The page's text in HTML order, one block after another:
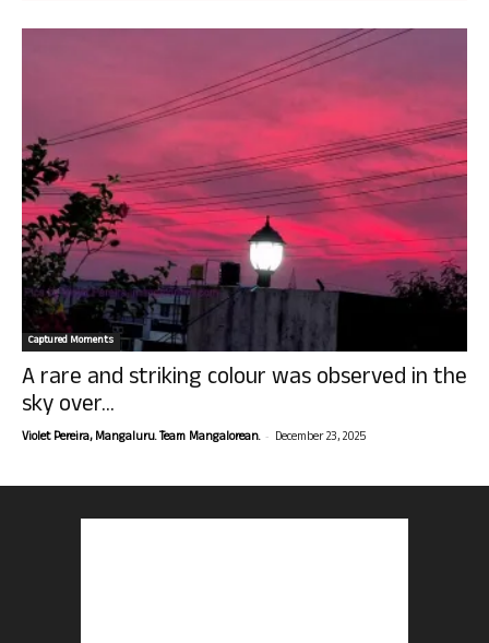
Captured Moments
A rare and striking colour was observed in the
sky over...
Violet Pereira, Mangaluru. Team Mangalorean. - December 23, 2025